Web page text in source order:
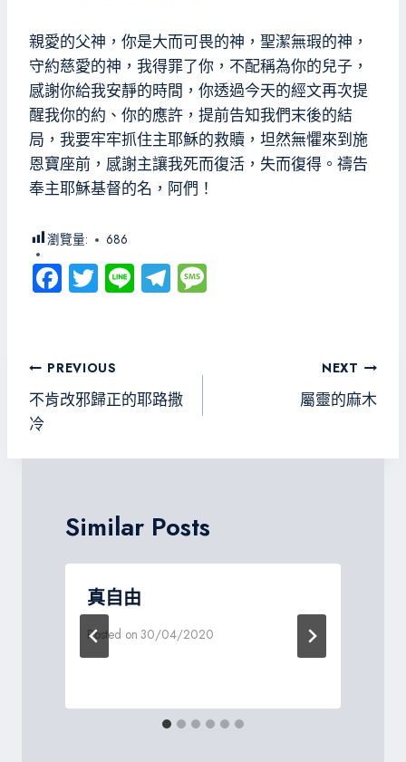
親愛的父神，你是大而可畏的神，聖潔無瑕的神，
守約慈愛的神，我得罪了你，不配稱為你的兒子，
感謝你給我安靜的時間，你透過今天的經文再次提
醒我你的約、你的應許，提前告知我們末後的結
局，我要牢牢抓住主耶穌的救贖，坦然無懼來到施
恩寶座前，感謝主讓我死而復活，失而復得。禱告
奉主耶穌基督的名，阿們！
瀏覽量: 686
Fa
ce
o
ok
T
wi
er
Li
ne
Te
le
m
文
章
導
覽
PREVIOUS
不肯改邪歸正的耶路撒
冷
NEXT
屬靈的麻木
Similar Posts
真自由
Posted on 30/04/2020